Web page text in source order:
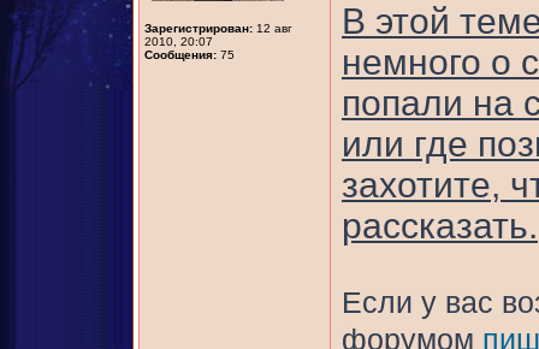
Зарегистрирован: 12 авг
2010, 20:07
Сообщения: 75
В этой
немного о
попали на
или где
захотите,
рассказать.
Если у вас
форумом